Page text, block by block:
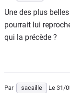
Une des plus
pourrait lui
qui la précède ?
Par sacaille Le 31/